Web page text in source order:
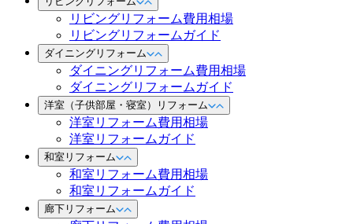
リビングリフォーム費用相場
リビングリフォームガイド
ダイニングリフォーム
ダイニングリフォーム費用相場
ダイニングリフォームガイド
洋室（子供部屋・寝室）リフォーム
洋室リフォーム費用相場
洋室リフォームガイド
和室リフォーム
和室リフォーム費用相場
和室リフォームガイド
廊下リフォーム